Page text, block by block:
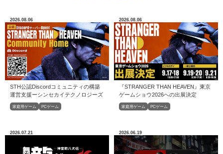
2026.08.06
家庭用ゲーム PCゲーム
STH公認Discordコミュニティの構築
運営⽀援ーシンセカイテクノロジーズ
2026.08.06
家庭用ゲーム PCゲーム
『STRANGER THAN HEAVEN』東京
ゲームショウ2026への出展決定
2026.07.21 2026.06.19